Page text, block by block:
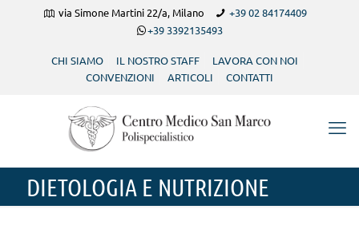
via Simone Martini 22/a, Milano
+39 02 84174409
+39 3392135493
CHI SIAMO IL NOSTRO STAFF
LAVORA CON NOI
CONVENZIONI
ARTICOLI CONTATTI
DIETOLOGIA E NUTRIZIONE